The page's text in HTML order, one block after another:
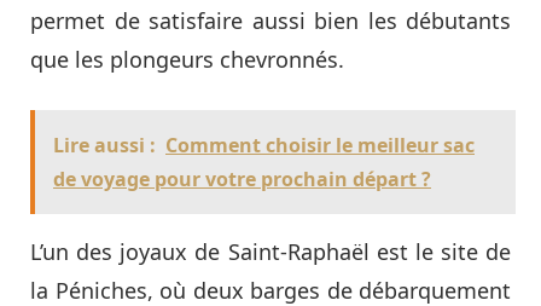
permet de satisfaire aussi bien les débutants
que les plongeurs chevronnés.
Lire aussi : Comment choisir le meilleur sac
de voyage pour votre prochain départ ?
L’un des joyaux de Saint-Raphaël est le site de
la Péniches, où deux barges de débarquement